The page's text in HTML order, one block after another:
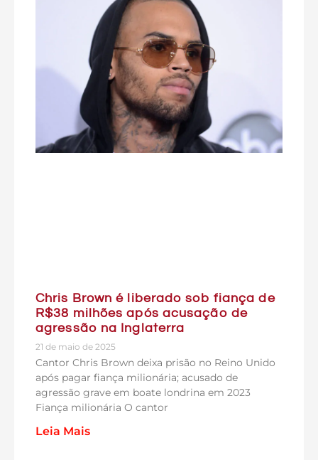
Chris Brown é liberado sob fiança de
R$38 milhões após acusação de
agressão na Inglaterra
21 de maio de 2025
Cantor Chris Brown deixa prisão no Reino Unido
após pagar fiança milionária; acusado de
agressão grave em boate londrina em 2023
Fiança milionária O cantor
Leia Mais